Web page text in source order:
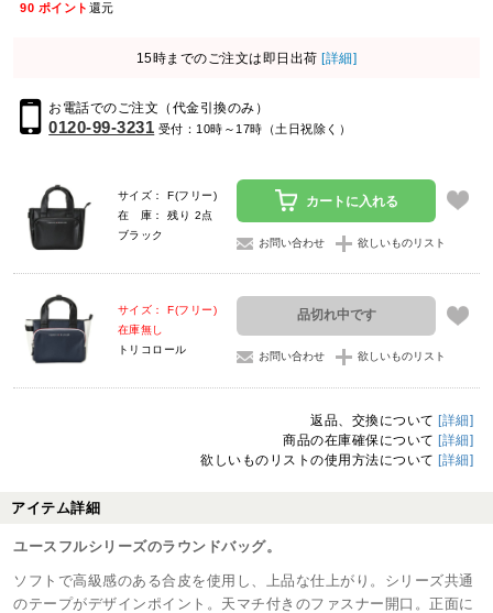
90 ポイント 還元
15時までのご注文は即日出荷 [詳細]
お電話でのご注文（代金引換のみ）
0120-99-3231 受付：10時～17時（土日祝除く）
サイズ： F(フリー)
在 庫： 残り 2点
ブラック
カートに入れる
お問い合わせ 欲しいものリスト
サイズ： F(フリー)
在庫無し
トリコロール
品切れ中です
お問い合わせ 欲しいものリスト
返品、交換について [詳細]
商品の在庫確保について [詳細]
欲しいものリストの使用方法について [詳細]
アイテム詳細
ユースフルシリーズのラウンドバッグ。
ソフトで高級感のある合皮を使用し、上品な仕上がり。シリーズ共通
のテープがデザインポイント。天マチ付きのファスナー開口。正面に